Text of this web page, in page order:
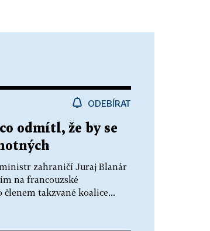
ODEBÍRAT
odmítl, že by se
zahraničí Juraj Blanár
na francouzské
členem takzvané koalice...